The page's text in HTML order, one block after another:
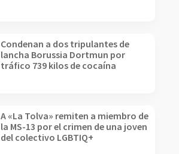
Condenan a dos tripulantes de
lancha Borussia Dortmun por
tráfico 739 kilos de cocaína
A «La Tolva» remiten a miembro de
la MS-13 por el crimen de una joven
del colectivo LGBTIQ+